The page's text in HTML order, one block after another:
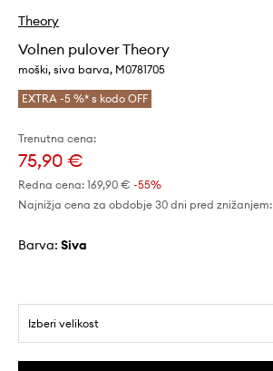
Theory
Volnen pulover Theory
moški, siva barva, M0781705
EXTRA -5 %* s kodo OFF
Trenutna cena:
75,90 €
Redna cena: 169,90 € -55%
Najnižja cena za obdobje 30 dni pred znižanjem:
Barva: siva
Izberi velikost